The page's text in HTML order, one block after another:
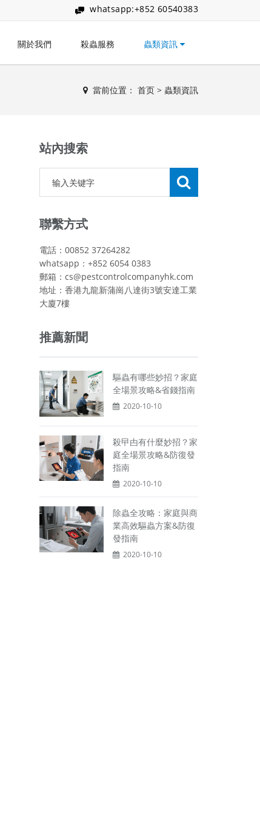
whatsapp:+852 60540383
關於我們 殺蟲服務 蟲類資訊
當前位置： 首页 > 蟲類資訊
站內搜索
聯繫方式
電話：00852 37264282
whatsapp：+852 6054 0383
郵箱：cs@pestcontrolcompanyhk.com
地址：香港九龍新蒲崗八達街3號安達工業
大廈7樓
推薦新聞
驅蟲有哪些妙招？家庭
全場景攻略&省錢指南
2020-10-10
殺曱甴有什麼妙招？家
庭全場景攻略&防復發
指南
2020-10-10
除蟲全攻略：家庭與商
業高效驅蟲方案&防復
發指南
2020-10-10